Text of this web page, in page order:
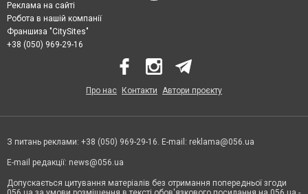
Реклама на сайті
Робота в нашій компанії
Франшиза "CitySites"
+38 (050) 969-29-16
Про нас Контакти Автори проєкту
З питань реклами: +38 (050) 969-29-16. E-mail: reklama@056.ua
E-mail редакції: news@056.ua
Допускається цитування матеріалів без отримання попередньої згоди